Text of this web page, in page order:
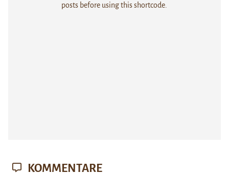
posts before using this shortcode.
KOMMENTARE